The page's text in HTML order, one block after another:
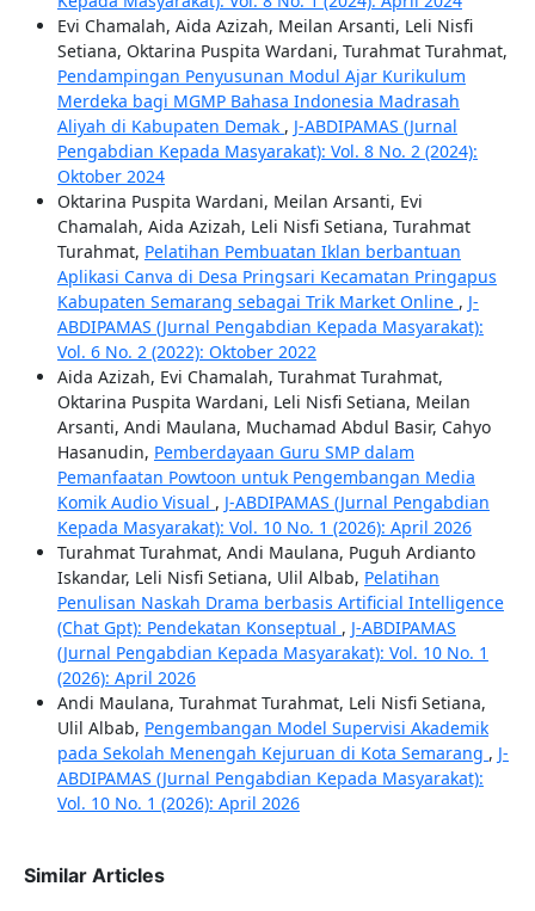
Evi Chamalah, Aida Azizah, Meilan Arsanti, Leli Nisfi
Setiana, Oktarina Puspita Wardani, Turahmat Turahmat,
Pendampingan Penyusunan Modul Ajar Kurikulum
Merdeka bagi MGMP Bahasa Indonesia Madrasah
Aliyah di Kabupaten Demak , J-ABDIPAMAS (Jurnal
Pengabdian Kepada Masyarakat): Vol. 8 No. 2 (2024):
Oktober 2024
Oktarina Puspita Wardani, Meilan Arsanti, Evi
Chamalah, Aida Azizah, Leli Nisfi Setiana, Turahmat
Turahmat, Pelatihan Pembuatan Iklan berbantuan
Aplikasi Canva di Desa Pringsari Kecamatan Pringapus
Kabupaten Semarang sebagai Trik Market Online , J-
ABDIPAMAS (Jurnal Pengabdian Kepada Masyarakat):
Vol. 6 No. 2 (2022): Oktober 2022
Aida Azizah, Evi Chamalah, Turahmat Turahmat,
Oktarina Puspita Wardani, Leli Nisfi Setiana, Meilan
Arsanti, Andi Maulana, Muchamad Abdul Basir, Cahyo
Hasanudin, Pemberdayaan Guru SMP dalam
Pemanfaatan Powtoon untuk Pengembangan Media
Komik Audio Visual , J-ABDIPAMAS (Jurnal Pengabdian
Kepada Masyarakat): Vol. 10 No. 1 (2026): April 2026
Turahmat Turahmat, Andi Maulana, Puguh Ardianto
Iskandar, Leli Nisfi Setiana, Ulil Albab, Pelatihan
Penulisan Naskah Drama berbasis Artificial Intelligence
(Chat Gpt): Pendekatan Konseptual , J-ABDIPAMAS
(Jurnal Pengabdian Kepada Masyarakat): Vol. 10 No. 1
(2026): April 2026
Andi Maulana, Turahmat Turahmat, Leli Nisfi Setiana,
Ulil Albab, Pengembangan Model Supervisi Akademik
pada Sekolah Menengah Kejuruan di Kota Semarang , J-
ABDIPAMAS (Jurnal Pengabdian Kepada Masyarakat):
Vol. 10 No. 1 (2026): April 2026
Similar Articles